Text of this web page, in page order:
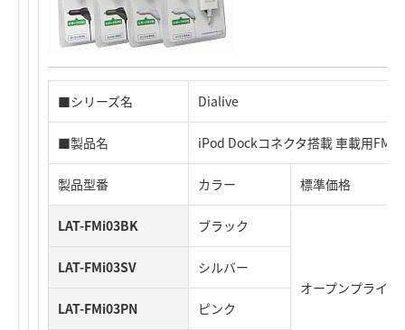
■シリーズ名 Dialive
■製品名 iPod Dockコネクタ搭載 車載用FM
製品型番 カラー 標準価格
LAT-FMi03BK ブラック
オープンプライス
LAT-FMi03SV シルバー
LAT-FMi03PN ピンク